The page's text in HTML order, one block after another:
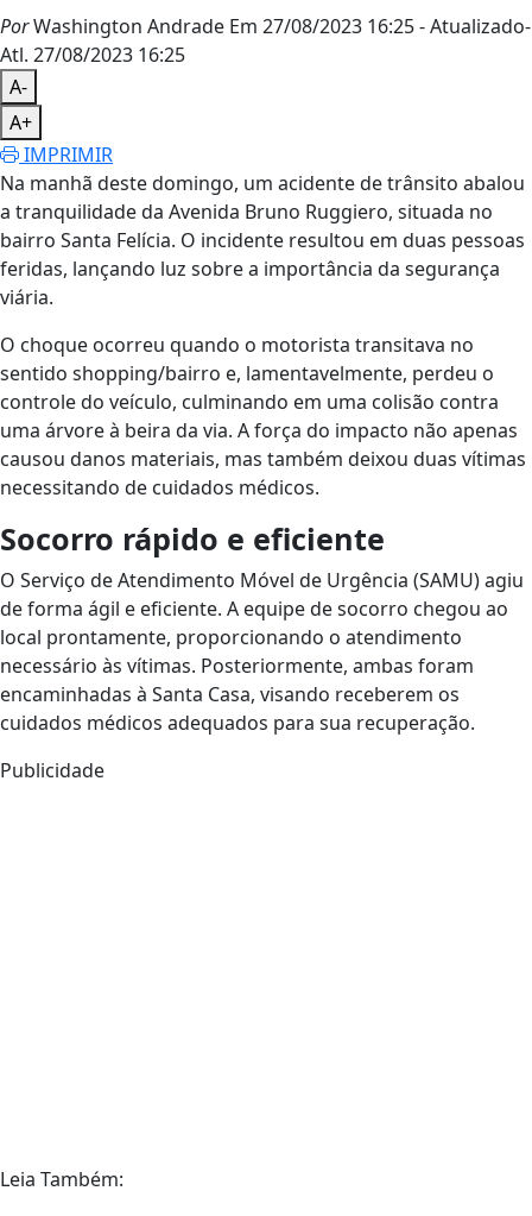
PorWashington Andrade Em 27/08/2023 16:25- Atualizado-
Atl. 27/08/2023 16:25
A-
A+
IMPRIMIR
Na manhã deste domingo, um acidente de trânsito abalou
a tranquilidade da Avenida Bruno Ruggiero, situada no
bairro Santa Felícia. O incidente resultou em duas pessoas
feridas, lançando luz sobre a importância da segurança
viária.
O choque ocorreu quando o motorista transitava no
sentido shopping/bairro e, lamentavelmente, perdeu o
controle do veículo, culminando em uma colisão contra
uma árvore à beira da via. A força do impacto não apenas
causou danos materiais, mas também deixou duas vítimas
necessitando de cuidados médicos.
Socorro rápido e eficiente
O Serviço de Atendimento Móvel de Urgência (SAMU) agiu
de forma ágil e eficiente. A equipe de socorro chegou ao
local prontamente, proporcionando o atendimento
necessário às vítimas. Posteriormente, ambas foram
encaminhadas à Santa Casa, visando receberem os
cuidados médicos adequados para sua recuperação.
Publicidade
Leia Também: